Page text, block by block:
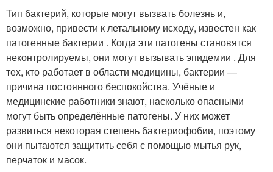
Тип бактерий, которые могут вызвать болезнь и,
возможно, привести к летальному исходу, известен как
патогенные бактерии . Когда эти патогены становятся
неконтролируемы, они могут вызывать эпидемии . Для
тех, кто работает в области медицины, бактерии —
причина постоянного беспокойства. Учёные и
медицинские работники знают, насколько опасными
могут быть определённые патогены. У них может
развиться некоторая степень бактериофобии, поэтому
они пытаются защитить себя с помощью мытья рук,
перчаток и масок.